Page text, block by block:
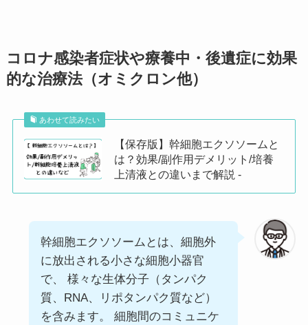
医療法人ひかり会パーク病院 349-0215 埼玉県 白岡市
はせがわクリニック 358-0003 埼玉県 入間市
ゆずの木台クリニック 350-0461 埼玉県
医療法人英幸会 高橋内科胃腸科クリニック 355-0022 東松山市
コロナ感染者症状や療養中・後遺症に効果
的な治療法（オミクロン他）
あわせて読みたい
【保存版】幹細胞エクソソームと
は？効果/副作用デメリット/培養
上清液との違いまで解説 -
幹細胞エクソソームとは、細胞外
に放出される小さな細胞小器官
で、 様々な生体分子（タンパク
質、RNA、リポタンパク質など）
を含みます。 細胞間のコミュニケ